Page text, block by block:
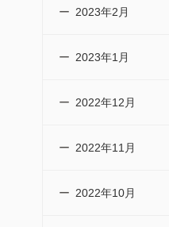
2023年2月
2023年1月
2022年12月
2022年11月
2022年10月